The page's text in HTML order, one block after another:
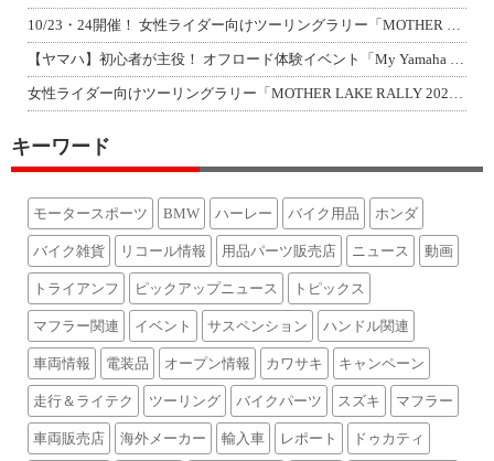
10/23・24開催！ 女性ライダー向けツーリングラリー「MOTHER LAKE
【ヤマハ】初心者が主役！ オフロード体験イベント「My Yamaha off-r
女性ライダー向けツーリングラリー「MOTHER LAKE RALLY 2026」
キーワード
モータースポーツ BMW ハーレー バイク用品 ホンダ
バイク雑貨 リコール情報 用品パーツ販売店 ニュース 動画
トライアンフ ピックアップニュース トピックス
マフラー関連 イベント サスペンション ハンドル関連
車両情報 電装品 オープン情報 カワサキ キャンペーン
走行＆ライテク ツーリング バイクパーツ スズキ マフラー
車両販売店 海外メーカー 輸入車 レポート ドゥカティ